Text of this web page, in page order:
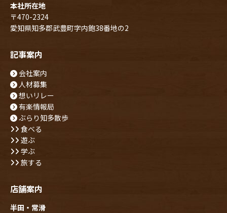
本社所在地
〒470-2324
愛知県知多郡武豊町字内鉋38番地の2
記事案内
会社案内
人材募集
想いリレー
有楽情報局
ぶらり知多散歩
食べる
遊ぶ
学ぶ
旅する
店舗案内
半田・常滑